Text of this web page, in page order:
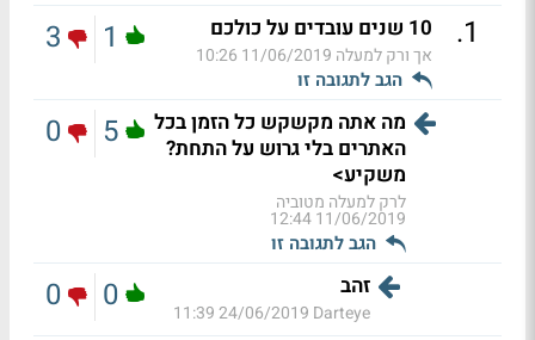
1
. 10 שנים עובדים על כולכם
אך ורק למעלה 11/06/2019 10:26
הגב לתגובה זו
1
3
מה אתה מקשקש כל הזמן בכל
האתרים בלי גרוש על התחת?
משקיע>
לרק למעלה מטוביה
11/06/2019 12:44
הגב לתגובה זו
5
0
זהב
Darteye
24/06/2019 11:39
0
0